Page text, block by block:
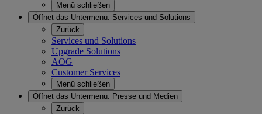
Menü schließen
Öffnet das Untermenü: Services und Solutions
Zurück
Services und Solutions
Upgrade Solutions
AOG
Customer Services
Menü schließen
Öffnet das Untermenü: Presse und Medien
Zurück